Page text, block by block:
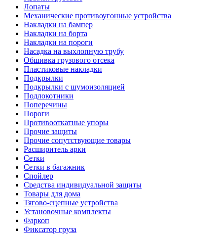
Лопаты
Механические противоугонные устройства
Накладки на бампер
Накладки на борта
Накладки на пороги
Насадка на выхлопную трубу
Обшивка грузового отсека
Пластиковые накладки
Подкрылки
Подкрылки с шумоизоляцией
Подлокотники
Поперечины
Пороги
Противооткатные упоры
Прочие защиты
Прочие сопутствующие товары
Расширитель арки
Сетки
Сетки в багажник
Спойлер
Средства индивидуальной защиты
Товары для дома
Тягово-сцепные устройства
Установочные комплекты
Фаркоп
Фиксатор груза